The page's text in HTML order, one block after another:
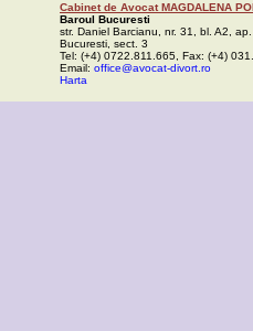
Cabinet de Avocat MAGDALENA
Baroul Bucuresti
str. Daniel Barcianu, nr. 31, bl. A2,
Bucuresti, sect. 3
Tel: (+4) 0722.811.665, Fax: (+4)
Email: office@avocat-divort.ro
Harta